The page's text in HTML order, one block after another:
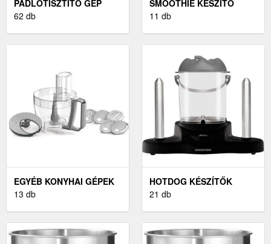
PADLÓTISZTÍTÓ GÉP
62 db
SMOOTHIE KÉSZÍTŐ
11 db
EGYÉB KONYHAI GÉPEK
13 db
HOTDOG KÉSZÍTŐK
21 db